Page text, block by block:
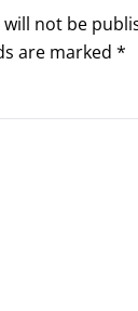
not be
are marked *